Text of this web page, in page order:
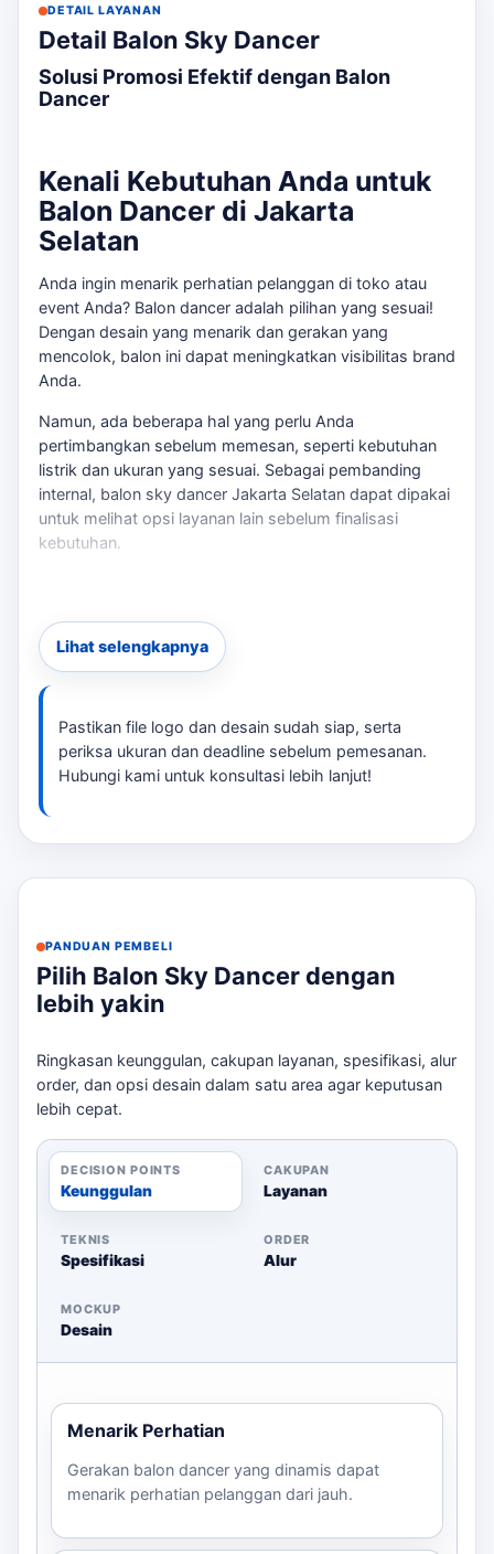
DETAIL LAYANAN
Detail Balon Sky Dancer
Solusi Promosi Efektif dengan Balon
Dancer
Kenali Kebutuhan Anda untuk
Balon Dancer di Jakarta
Selatan
Anda ingin menarik perhatian pelanggan di toko atau
event Anda? Balon dancer adalah pilihan yang sesuai!
Dengan desain yang menarik dan gerakan yang
mencolok, balon ini dapat meningkatkan visibilitas brand
Anda.
Namun, ada beberapa hal yang perlu Anda
pertimbangkan sebelum memesan, seperti kebutuhan
listrik dan ukuran yang sesuai. Sebagai pembanding
internal, balon sky dancer Jakarta Selatan dapat dipakai
untuk melihat opsi layanan lain sebelum finalisasi
kebutuhan.
lokasi tanpa akses PLN. Jika salah memilih, Anda bisa
kehilangan peluang untuk menarik perhatian pelanggan.
Risiko:
bisa mengakibatkan balon tidak terlihat dari jarak jauh,
mengurangi efektivitas promosi Anda. Untuk konteks
tambahan, distributor balon sky dancer Jakarta Selatan
mengalihkan fokus dari kebutuhan utama.
dengan kebutuhan spesifik Anda. Dengan opsi desain
Anda. Jika kebutuhan berkembang ke layanan terkait,
PT Laksana Balonmembantu pembaca menjaga brief
tetap selaras dengan target promosi.
Paket/Varian
Cocok
Sky Dancer
Standar 4
Meter
dan logo custom
Grand
Sky Dancer
Custom Logo
5 Meter
5 meter
Grand
dealer,
Lihat selengkapnya
Pastikan file logo dan desain sudah siap, serta
periksa ukuran dan deadline sebelum pemesanan.
Hubungi kami untuk konsultasi lebih lanjut!
PANDUAN PEMBELI
Pilih Balon Sky Dancer dengan
lebih yakin
Ringkasan keunggulan, cakupan layanan, spesifikasi, alur
order, dan opsi desain dalam satu area agar keputusan
lebih cepat.
DECISION POINTS
Keunggulan
CAKUPAN
Layanan
TEKNIS
Spesifikasi
ORDER
Alur
MOCKUP
Desain
Menarik Perhatian
Gerakan balon dancer yang dinamis dapat
menarik perhatian pelanggan dari jauh.